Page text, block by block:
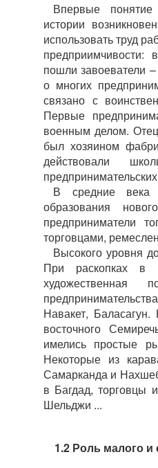
Впервые понятие
истории
использовать труд
пошли завоеватели
о многих
связано с
Первые
военным делом.
был хозяином
действовали
В средние века
образования
предприниматели
торговцами,
Высокого уровня
При раскопках в
художественная
Навакет,
восточного
имелись простые
Некоторые из
Самарканда и
в Багдад, торговцы
Шельджи ...
1.2 Роль малого и